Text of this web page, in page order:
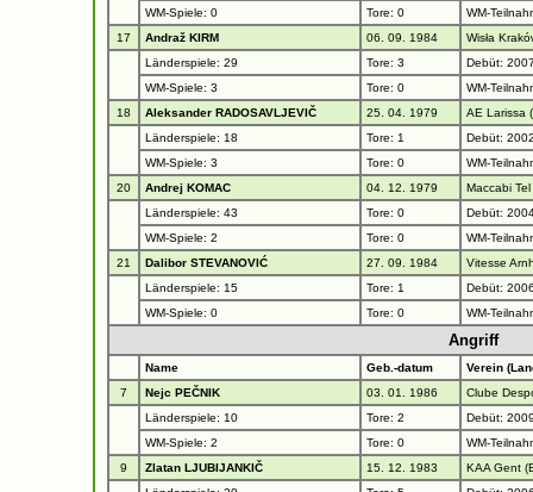
WM-Spiele: 0
Tore: 0
WM-
17
Andraž KIRM 06. 09. 1984
Wisła
Länderspiele: 29
Tore: 3
Debüt:
WM-Spiele: 3
Tore: 0
WM-
18
Aleksander RADOSAVLJEVIČ 25. 04. 1979
AE Larissa
Länderspiele: 18
Tore: 1
Debüt:
WM-Spiele: 3
Tore: 0
WM-
20
Andrej KOMAC 04. 12. 1979
Maccabi Tel
Länderspiele: 43
Tore: 0
Debüt:
WM-Spiele: 2
Tore: 0
WM-
21
Dalibor STEVANOVIĆ 27. 09. 1984
Vitesse
Länderspiele: 15
Tore: 1
Debüt:
WM-Spiele: 0
Tore: 0 WM-
Angriff
Name Geb.-datum
Verein
7
Nejc PEČNIK 03. 01. 1986
Clube
Länderspiele: 10
Tore: 2
Debüt:
WM-Spiele: 2
Tore: 0
WM-
9
Zlatan LJUBIJANKIČ 15. 12. 1983
KAA Gent